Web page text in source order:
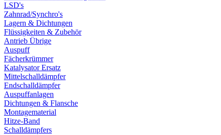
LSD's
Zahnrad/Synchro's
Lagern & Dichtungen
Flüssigkeiten & Zubehör
Antrieb Übrige
Auspuff
Fächerkrümmer
Katalysator Ersatz
Mittelschalldämpfer
Endschalldämpfer
Auspuffanlagen
Dichtungen & Flansche
Montagematerial
Hitze-Band
Schalldämpfers